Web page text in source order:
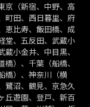
京（新宿、中野、高
町田、西日暮里、府
恵比寿、飯田橋、成
堂、五反田、武蔵小
小金井、中目黒、
）、千葉（船橋、
橋）、神奈川（横
鷺沼、鶴見、京急久
丘遊園、登戸、新百